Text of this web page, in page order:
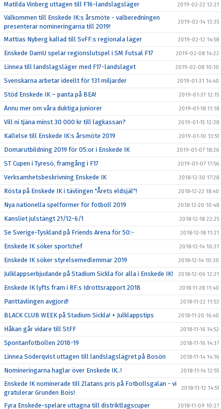
Matilda Vinberg uttagen till F16-landslagsläger 2019-02-22 13:21
Välkommen till Enskede IK:s årsmöte - valberedningen
presenterar nomineringarna till 2019!
2019-02-14 13:35
Mattias Nyberg kallad till SvFF:s regionala läger 2019-02-12 14:58
Enskede DamU spelar regionslutspel i SM Futsal F17 2019-02-08 14:22
Linnea till landslagsläger med F17-landslaget 2019-02-08 10:10
Svenskarna arbetar ideellt för 131 miljarder 2019-01-31 14:40
Stöd Enskede IK – panta på BEA! 2019-01-31 12:15
Ännu mer om våra duktiga juniorer 2019-01-18 11:18
Vill ni tjäna minst 30 000 kr till lagkassan? 2019-01-15 12:38
Kallelse till Enskede IK:s årsmöte 2019 2019-01-10 13:51
Domarutbildning 2019 för 05:or i Enskede IK 2019-01-07 18:26
ST Cupen i Tyresö, framgång i F17 2019-01-07 17:56
Verksamhetsbeskrivning Enskede IK 2018-12-30 17:28
Rösta på Enskede IK i tävlingen "Årets eldsjäl"! 2018-12-22 18:40
Nya nationella spelformer för fotboll 2019 2018-12-20 10:48
Kansliet julstängt 21/12-6/1 2018-12-18 22:25
Se Sverige-Tyskland på Friends Arena för 50:- 2018-12-18 11:21
Enskede IK söker sportchef 2018-12-14 10:31
Enskede IK söker styrelsemedlemmar 2019 2018-12-14 10:30
Julklappserbjudande på Stadium Sickla för alla i Enskede IK! 2018-12-06 12:21
Enskede IK lyfts fram i RF:s Idrottsrapport 2018 2018-11-28 11:40
Panttävlingen avgjord! 2018-11-22 11:53
BLACK CLUB WEEK på Stadium Sickla! + Julklappstips 2018-11-20 16:40
Håkan går vidare till StFF 2018-11-16 14:52
Spontanfotbollen 2018-19 2018-11-16 14:37
Linnea Söderqvist uttagen till landslagslägret på Bosön 2018-11-14 14:16
Nomineringarna haglar över Enskede IK..! 2018-11-14 12:55
Enskede IK nominerade till Zlatans pris på Fotbollsgalan - vi
gratulerar Grunden Bois!
2018-11-12 14:51
Fyra Enskede-spelare uttagna till distriktlagscuper 2018-11-09 10:27